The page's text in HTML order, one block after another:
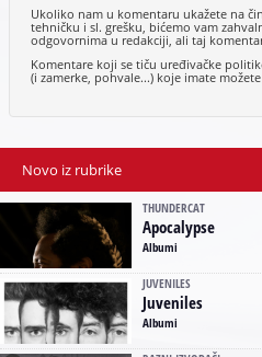
Ukoliko nam u komentaru ukažete na
tehničku i sl. grešku, bićemo vam
odgovornima u redakciji, ali taj
Komentare koji se tiču uređivačke
(i zamerke, pohvale...) koje imate
Novo iz rubrike
THUNDERCAT
Apocalypse
Albumi
JUVENILES
Juveniles
Albumi